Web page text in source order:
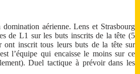
aérienne. Lens et Strasbourg
de L1 sur les buts inscrits de la tête (5
ont inscrit tous leurs buts de la tête sur
l’équipe qui encaisse le moins sur ce
Duel tactique à prévoir dans les